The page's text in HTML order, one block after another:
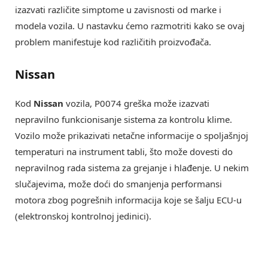
izazvati različite simptome u zavisnosti od marke i
modela vozila. U nastavku ćemo razmotriti kako se ovaj
problem manifestuje kod različitih proizvođača.
Nissan
Kod Nissan vozila, P0074 greška može izazvati
nepravilno funkcionisanje sistema za kontrolu klime.
Vozilo može prikazivati netačne informacije o spoljašnjoj
temperaturi na instrument tabli, što može dovesti do
nepravilnog rada sistema za grejanje i hlađenje. U nekim
slučajevima, može doći do smanjenja performansi
motora zbog pogrešnih informacija koje se šalju ECU-u
(elektronskoj kontrolnoj jedinici).